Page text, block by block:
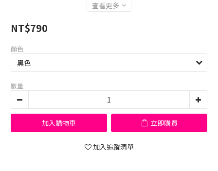
查看更多
NT$790
顏色
數量
加入購物車 立即購買
加入追蹤清單